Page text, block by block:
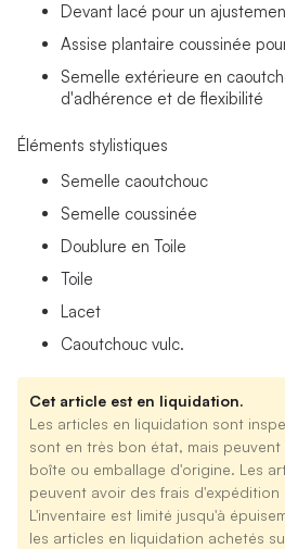
Devant lacé pour un
Assise plantaire coussinée
Semelle extérieure en
d'adhérence et de flexibilité
Éléments stylistiques
Semelle caoutchouc
Semelle coussinée
Doublure en Toile
Toile
Lacet
Caoutchouc vulc.
Cet article est en liquidation.
Les articles en liquidation sont
sont en très bon état, mais
boîte ou emballage d'origine. Les
peuvent avoir des frais d'expédition
L'inventaire est limité jusqu'à
les articles en liquidation achetés